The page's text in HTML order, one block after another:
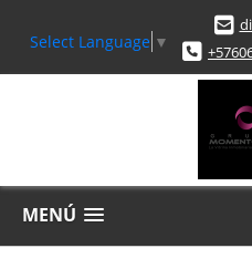
Select Language ▼
MENÚ